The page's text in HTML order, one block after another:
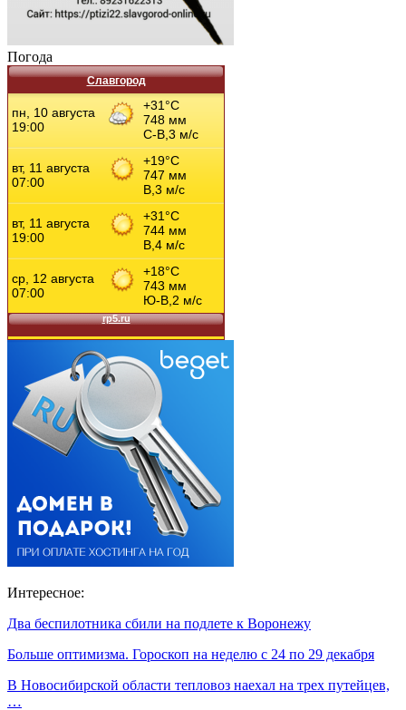
Погода
Славгород
Интересное:
Два беспилотника сбили на подлете к Воронежу
Больше оптимизма. Гороскоп на неделю с 24 по 29 декабря
В Новосибирской области тепловоз наехал на трех путейцев,
…